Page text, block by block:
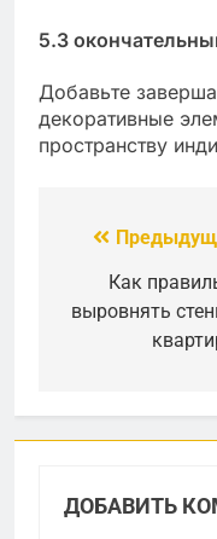
5.3
Добавьте
декоративные
пространству
Навигация
записям
Как
выровнять
ДОБАВИТЬ